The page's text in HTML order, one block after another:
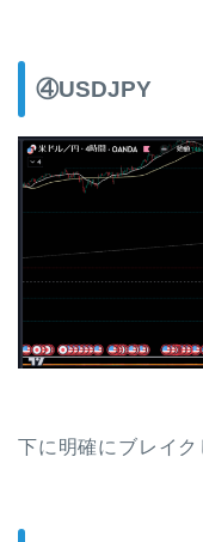
④USDJPY
下に明確にブレイク